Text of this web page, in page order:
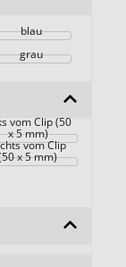
blau
grau
vom Clip (50
x 5 mm)
vom Clip
x 5 mm)